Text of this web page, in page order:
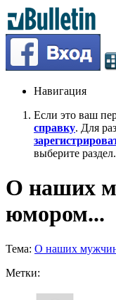
Навигация
Если это ваш
справку. Для
выберите раздел.
О наших
юмором...
Тема: О наших
Метки: